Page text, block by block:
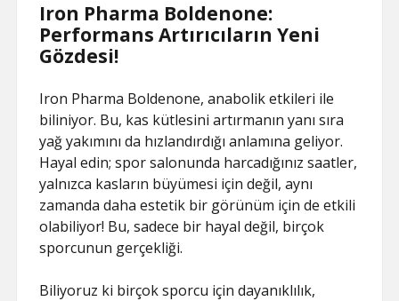
Iron Pharma Boldenone:
Performans Artırıcıların Yeni
Gözdesi!
Iron Pharma Boldenone, anabolik etkileri ile
biliniyor. Bu, kas kütlesini artırmanın yanı sıra
yağ yakımını da hızlandırdığı anlamına geliyor.
Hayal edin; spor salonunda harcadığınız saatler,
yalnızca kasların büyümesi için değil, aynı
zamanda daha estetik bir görünüm için de etkili
olabiliyor! Bu, sadece bir hayal değil, birçok
sporcunun gerçekliği.
Biliyoruz ki birçok sporcu için dayanıklılık,